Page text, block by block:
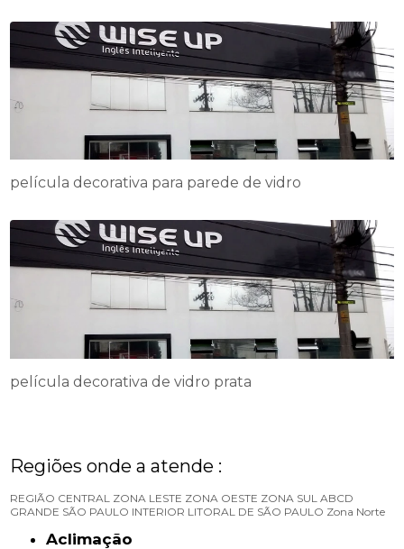
película decorativa para parede de vidro
película decorativa de vidro prata
Regiões onde a atende :
REGIÃO CENTRAL ZONA LESTE ZONA OESTE ZONA SUL ABCD
GRANDE SÃO PAULO INTERIOR LITORAL DE SÃO PAULO Zona Norte
Aclimação